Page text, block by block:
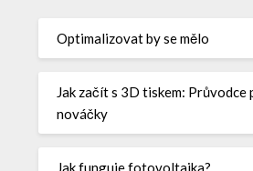
Optimalizovat by se mělo
Jak začít s 3D tiskem: Průvodce
nováčky
Jak funguje fotovoltaika?